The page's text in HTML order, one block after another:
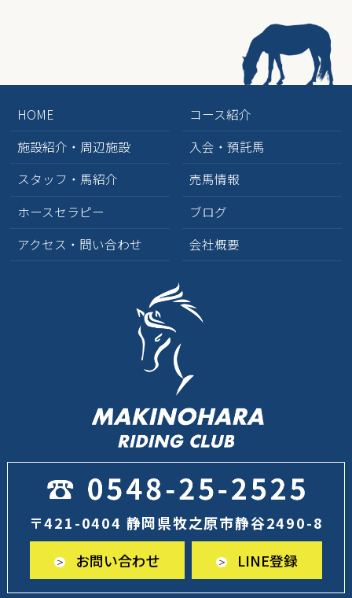
HOME
コース紹介
施設紹介・周辺施設
入会・預託馬
スタッフ・馬紹介
売馬情報
ホースセラピー
ブログ
アクセス・問い合わせ
会社概要
〒421-0404 静岡県牧之原市静谷2490-8
お問い合わせ
LINE登録